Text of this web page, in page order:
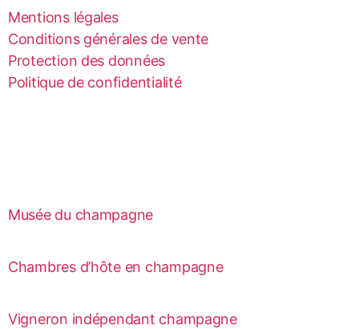
Mentions légales
Conditions générales de vente
Protection des données
Politique de confidentialité
Musée du champagne
Chambres d’hôte en champagne
Vigneron indépendant champagne